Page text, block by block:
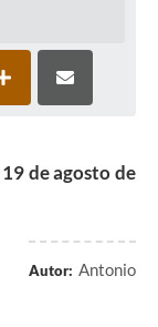
de agosto de
Autor: Antonio